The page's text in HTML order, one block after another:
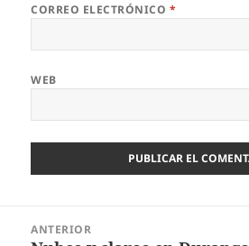
CORREO ELECTRÓNICO *
WEB
ANTERIOR